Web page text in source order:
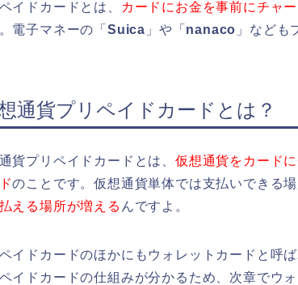
イドカードとは、 カードにお金を事前にチャ
電子マネーの「 Suica 」や「 nanaco 」なども
通貨プリペイドカードとは？
貨プリペイドカードとは、仮想通貨をカード
のことです。仮想通貨単体では支払いできる
える場所が増える んですよ。
イドカードのほかにもウォレットカードと呼
イドカードの仕組みが分かるため、次章でウ